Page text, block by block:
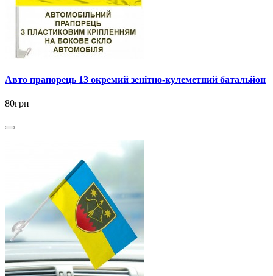
Авто прапорець 13 окремий зенітно-кулеметний батальйон
80грн